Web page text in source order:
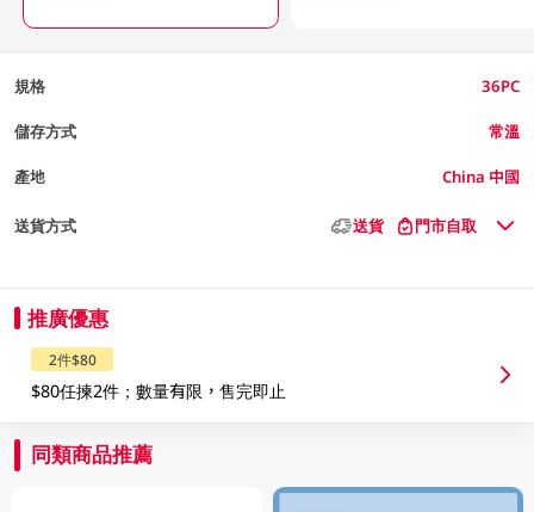
規格 36PC
儲存方式 常溫
產地 China 中國
送貨方式 送貨 門市自取
推廣優惠
2件$80
$80任揀2件；數量有限，售完即止
同類商品推薦